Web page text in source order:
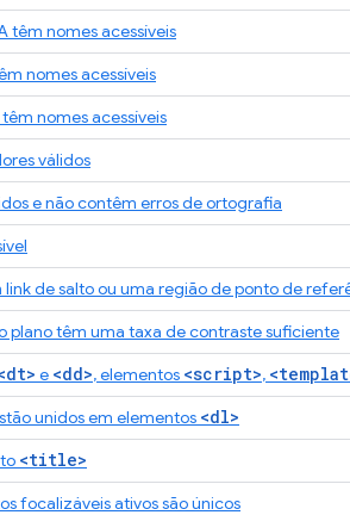
têm nomes acessíveis
nomes acessíveis
têm nomes acessíveis
válidos
e não contêm erros de ortografia
de salto ou uma região de ponto de
plano têm uma taxa de contraste suficiente
e <dd>, elementos <script>,
unidos em elementos <dl>
<title>
focalizáveis ativos são únicos